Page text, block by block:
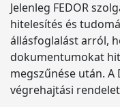
Jelenleg FEDOR
hitelesítés és
állásfoglalást arról,
dokumentumokat
megszűnése után. A
végrehajtási